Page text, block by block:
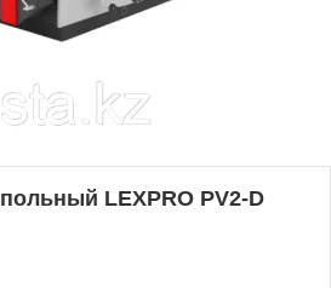
LEXPRO PV2-D